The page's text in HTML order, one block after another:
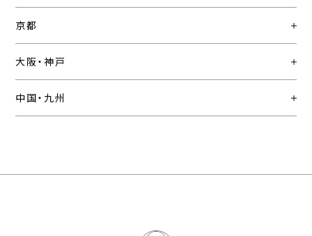
京都
大阪・神戸
中国・九州